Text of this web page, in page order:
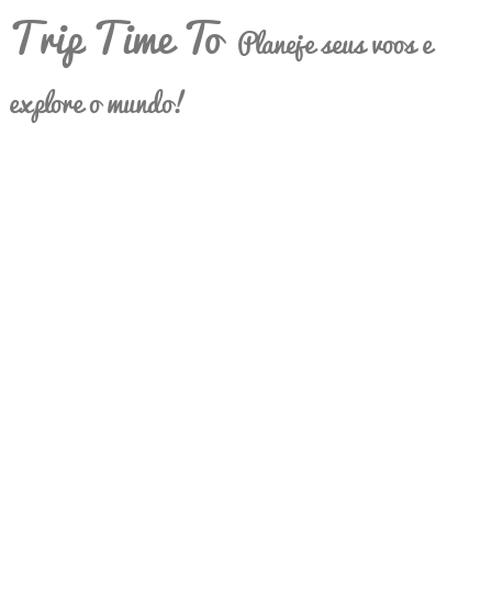
Trip Time To Planeje seus voos e
explore o mundo!